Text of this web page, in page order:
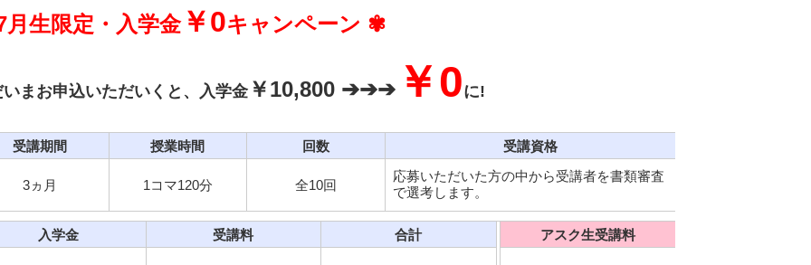
生限定・入学金￥0キャンペーン ✾
まお申込いただいくと、入学金￥10,800 ➔➔➔￥0に!
受講期間 授業時間 回数 受講資格
3ヵ月 1コマ120分 全10回
応募いただいた方の中から受講者を書類審査
で選考します。
入学金 受講料 合計 アスク生受講料